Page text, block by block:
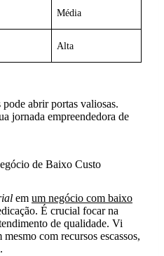
Média
Alta
abrir portas valiosas.
jornada empreendedora de
de Baixo Custo
em um negócio com baixo
É crucial focar na
de qualidade. Vi
com recursos escassos,